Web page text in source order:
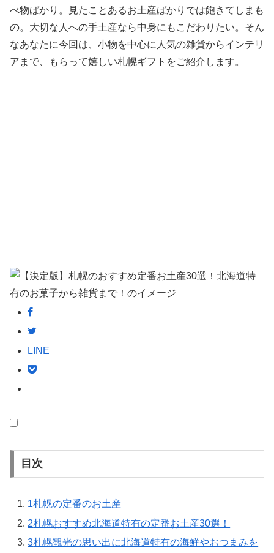
べ物ばかり。見たことあるお土産ばかりでは飽きてしまも
の。大切な人への手土産なら中身にもこだわりたい。そん
なあなたに今回は、小物を中心に人気の雑貨からインテリ
アまで、もらって嬉しい札幌ギフトをご紹介します。
LINE
目次
1札幌の定番のお土産
2札幌おすすめ北海道特有の定番お土産30選！
3札幌観光の思い出に北海道特有の海鮮やおつまみを